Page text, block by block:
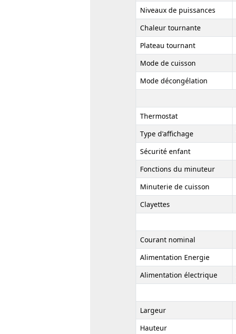
Niveaux de puissances
Chaleur tournante
Plateau tournant
Mode de cuisson
Mode décongélation
Thermostat
Type d'affichage
Sécurité enfant
Fonctions du minuteur
Minuterie de cuisson
Clayettes
Courant nominal
Alimentation Energie
Alimentation électrique
Largeur
Hauteur